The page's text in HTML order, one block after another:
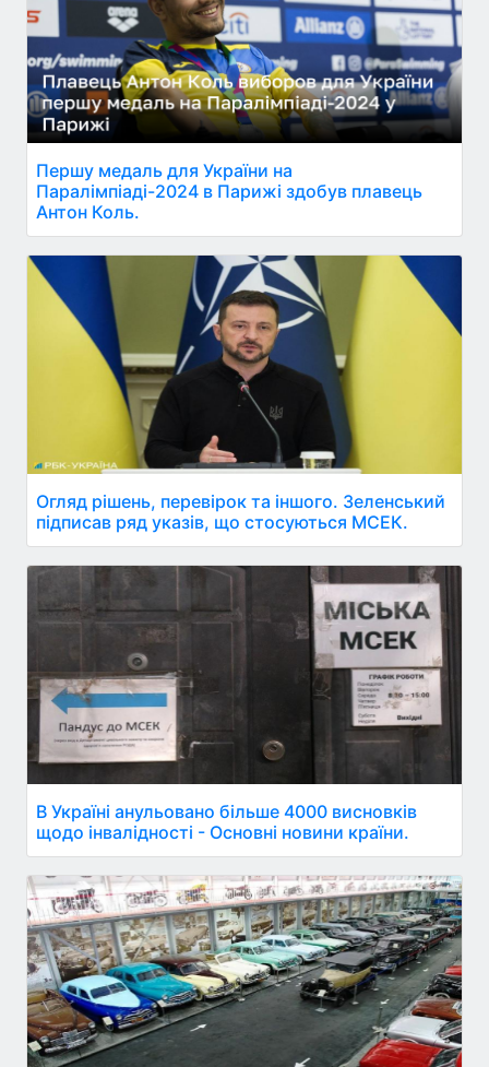
Першу медаль для України на
Паралімпіаді-2024 в Парижі здобув плавець
Антон Коль.
Огляд рішень, перевірок та іншого. Зеленський
підписав ряд указів, що стосуються МСЕК.
В Україні анульовано більше 4000 висновків
щодо інвалідності - Основні новини країни.